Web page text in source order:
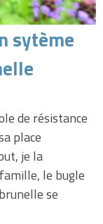
sytème
de résistance
place
je la
le bugle
se